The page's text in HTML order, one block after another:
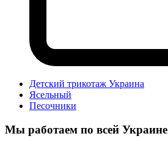
Детский трикотаж Украина
Ясельный
Песочники
Мы работаем по всей Украине